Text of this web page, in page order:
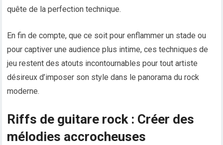
quête de la perfection technique.
En fin de compte, que ce soit pour enflammer un stade ou
pour captiver une audience plus intime, ces techniques de
jeu restent des atouts incontournables pour tout artiste
désireux d’imposer son style dans le panorama du rock
moderne.
Riffs de guitare rock : Créer des
mélodies accrocheuses